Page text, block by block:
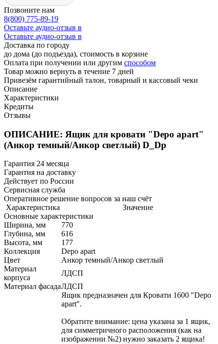
Позвоните нам
8(800) 775-89-19
Оставьте аудио-отзыв в
Оставьте аудио-отзыв в
Доставка по городу
до дома (до подъезда), стоимость в корзине
Оплата при получении или другим способом
Товар можно вернуть в течение 7 дней
Привезём гарантийный талон, товарный и кассовый чеки
Описание
Характеристики
Кредиты
Отзывы
ОПИСАНИЕ: Ящик для кровати "Depo apart"
(Анкор темный/Анкор светлый) D_Dp
Гарантия 24 месяца
Гарантия на доставку
Действует по России
Сервисная служба
Оперативное решение вопросов за наш счёт
Характеристика
Значение
Основные характеристики
Ширина, мм
770
Глубина, мм
616
Высота, мм
177
Коллекция
Depo apart
Цвет
Анкор темный/Анкор светлый
Материал
корпуса
ЛДСП
Материал фасадаЛДСП
Ящик предназначен для Кровати 1600 "Depo
apart".
Обратите внимание: цена указана за 1 ящик,
для симметричного расположения (как на
изображении №2) нужно заказать 2 ящика!